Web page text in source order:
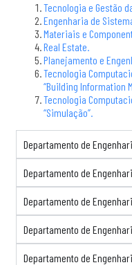
Tecnologia e Gestão
Engenharia de
Materiais e
Real Estate.
Planejamento e
Tecnologia
“Building Information
Tecnologia
“Simulação”.
Departamento de
Departamento de
Departamento de
Departamento de
Departamento de